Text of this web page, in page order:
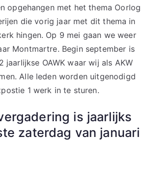
opgehangen met het thema Oorlog
die vorig jaar met dit thema in
hingen. Op 9 mei gaan we weer
Montmartre. Begin september is
jaarlijkse OAWK waar wij als AKW
Alle leden worden uitgenodigd
1 werk in te sturen.
is jaarlijks
zaterdag van januari